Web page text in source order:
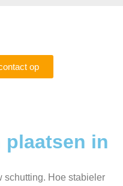
op
in
schutting. Hoe stabieler